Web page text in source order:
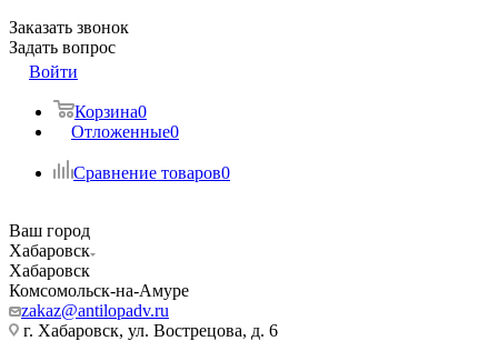
Заказать звонок
Задать вопрос
Войти
Корзина0
Отложенные0
Сравнение товаров0
Ваш город
Хабаровск
Хабаровск
Комсомольск-на-Амуре
zakaz@antilopadv.ru
г. Хабаровск, ул. Вострецова, д. 6